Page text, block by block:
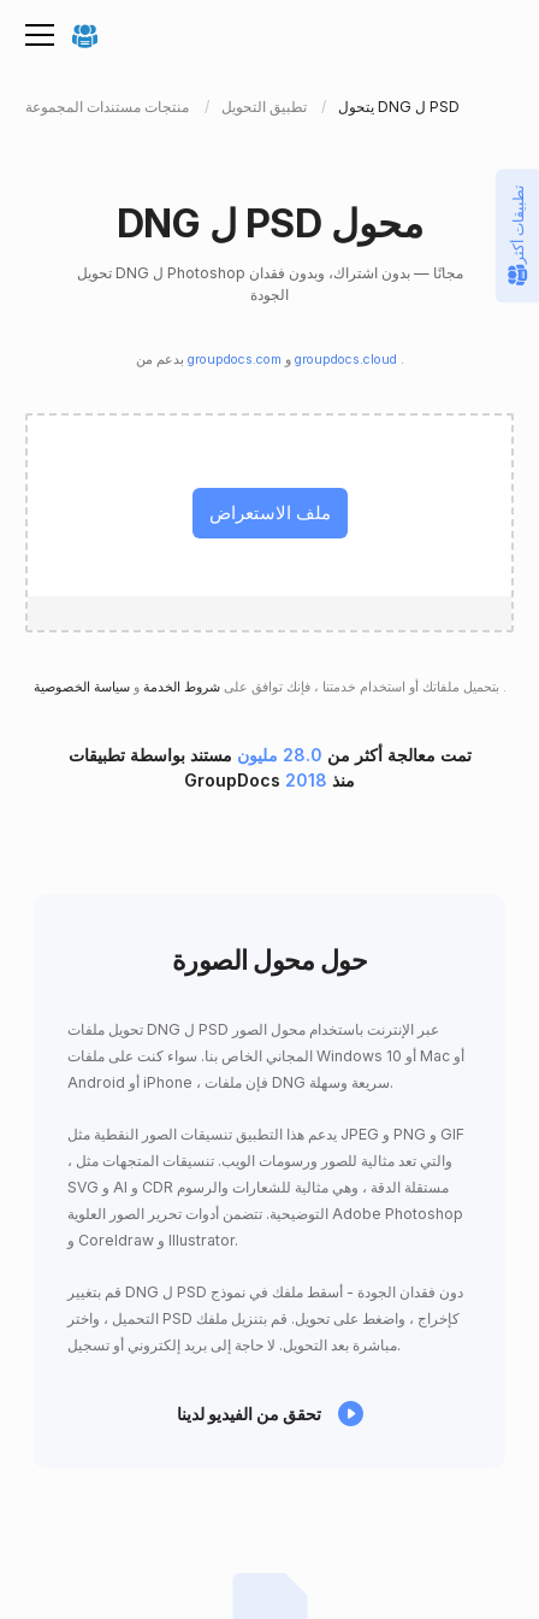
منتجات مستندات المجموعة تطبيق التحويل يتحول DNG ل PSD
DNG ل PSD محول
تحويل DNG ل Photoshop مجانًا — بدون اشتراك، وبدون فقدان
الجودة
groupdocs.com و groupdocs.cloud .
ملف الاستعراض
بتحميل ملفاتك أو استخدام خدمتنا ، فإنك توافق علىشروط الخدمةو .
تمت معالجة أكثر من 28.0 مليون
مستند بواسطة تطبيقات
GroupDocs منذ 2018
حول محول الصورة
تحويل ملفات DNG ل PSD عبر الإنترنت باستخدام محول الصور
المجاني الخاص بنا. سواء كنت على ملفات Windows 10 أو Mac أو
Android أو iPhone ، فإن ملفات DNG سريعة وسهلة.
يدعم هذا التطبيق تنسيقات الصور النقطية مثل JPEG و PNG و GIF
، والتي تعد مثالية للصور ورسومات الويب. تنسيقات المتجهات مثل
SVG و AI و CDR مستقلة الدقة ، وهي مثالية للشعارات والرسوم
التوضيحية. تتضمن أدوات تحرير الصور العلوية Adobe Photoshop
و Coreldraw و Illustrator.
قم بتغيير DNG ل PSD دون فقدان الجودة - أسقط ملفك في نموذج
التحميل ، واختر PSD كإخراج ، واضغط على تحويل. قم بتنزيل ملفك
مباشرة بعد التحويل. لا حاجة إلى بريد إلكتروني أو تسجيل.
تحقق من الفيديو لدينا
تطبيقات أكثر